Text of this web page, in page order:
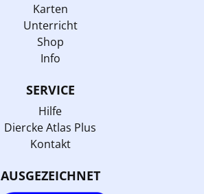
Karten
Unterricht
Shop
Info
SERVICE
Hilfe
Diercke Atlas Plus
Kontakt
AUSGEZEICHNET